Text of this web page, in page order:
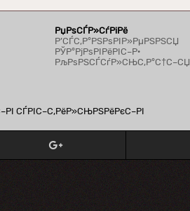
РџРѕСЃР»СѓРіРё
Р’СЃС‚Р°РЅРѕРІР»РµРЅРЅСЏ
РЎР°РјРѕРІРёРІС–Р·
РљРѕРЅСЃСѓР»СЊС‚Р°С†С–СЏ
СЃРІС–С‚РёР»СЊРЅРёРєС–РІ